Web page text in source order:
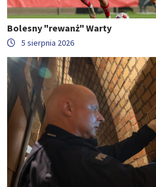
Bolesny "rewanż" Warty
5 sierpnia 2026